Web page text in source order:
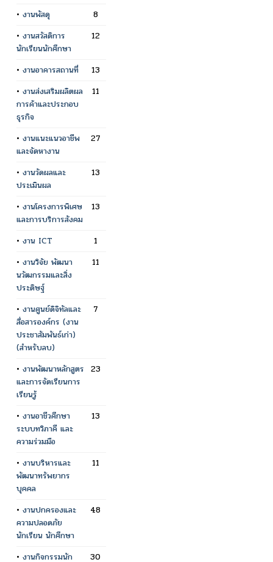
• งานพัสดุ
8
• งานสวัสดิการ
นักเรียนนักศึกษา
12
• งานอาคารสถานที่
13
• งานส่งเสริมผลิตผล
การค้าและประกอบ
ธุรกิจ
11
• งานแนะแนวอาชีพ
และจัดหางาน
27
• งานวัดผลและ
ประเมินผล
13
• งานโครงการพิเศษ
และการบริการสังคม
13
• งาน ICT
1
• งานวิจัย พัฒนา
นวัฒกรรมและสิ่ง
ประดิษฐ์
11
• งานศูนย์ดิจิทัลและ
สื่อสารองค์กร (งาน
ประชาสัมพันธ์เก่า)
(สำหรับลบ)
7
• งานพัฒนาหลักสูตร
และการจัดเรียนการ
เรียนรู้
23
• งานอาชีวศึกษา
ระบบทวิภาคี และ
ความร่วมมือ
13
• งานบริหารและ
พัฒนาทรัพยากร
บุคคล
11
• งานปกครองและ
ความปลอดภัย
นักเรียน นักศึกษา
48
• งานกิจกรรมนัก
30